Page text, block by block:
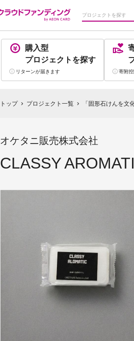
購入型
プロジェクト を探す
リターンが届きます 寄附
トップ chevron_right プロジェクト一覧 chevron_right 「固形石けんを文
オケタニ販売株式会社
CLASSY